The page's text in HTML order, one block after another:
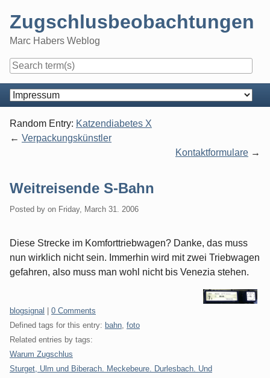
content
Zugschlusbeobachtungen
Marc Habers Weblog
Navigation
Random Entry: Katzendiabetes X
Verpackungskünstler
Kontaktformulare
Weitreisende S-Bahn
Posted by on Friday, March 31. 2006
Diese Strecke im Komforttriebwagen? Danke, das muss
nun wirklich nicht sein. Immerhin wird mit zwei Triebwagen
gefahren, also muss man wohl nicht bis Venezia stehen.
Categories:
blogsignal
0 Comments
Defined tags for this entry: bahn, foto
Related entries by tags:
Warum Zugschlus
Sturget, Ulm und Biberach. Meckebeure. Durlesbach. Und